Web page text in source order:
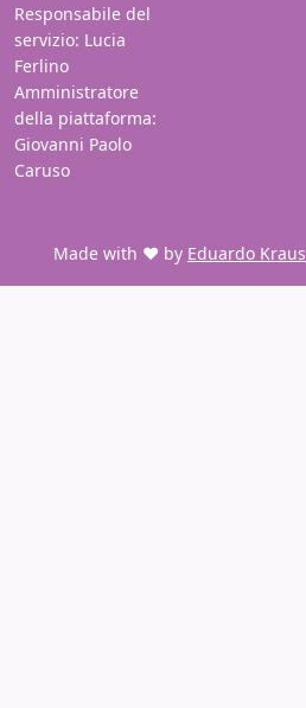
Responsabile del
servizio: Lucia
Ferlino
Amministratore
della piattaforma:
Giovanni Paolo
Caruso
Made with ❤️ by Eduardo Kraus